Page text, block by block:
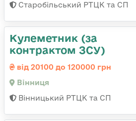
Старобільський РТЦК та СП
Кулеметник (за
контрактом ЗСУ)
від 20100 до 120000 грн
Вінниця
Вінницький РТЦК та СП